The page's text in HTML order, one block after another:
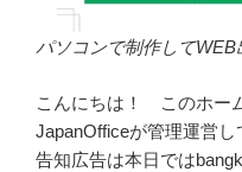
パソコンで制作して
こんにちは！ このホー
JapanOfficeが管理運営
告知広告は本日では